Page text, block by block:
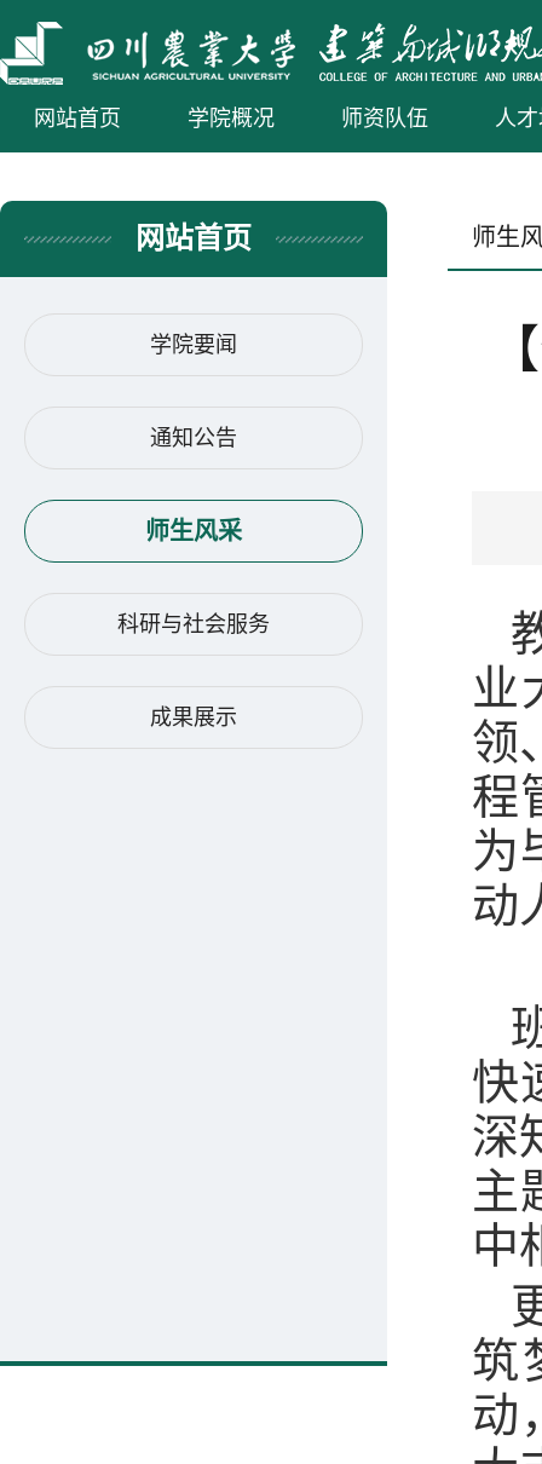
网站首页 学院概况 师资队伍 人
网站首页
学院要闻
通知公告
师生风采
科研与社会服务
成果展示
师生
业
领
程
为
动
快
深
主
中
筑
动